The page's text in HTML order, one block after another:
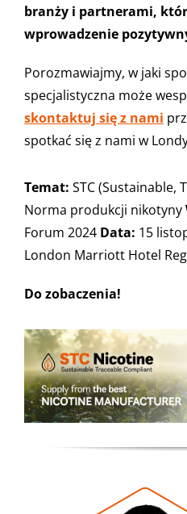
branży i partnerami,
wprowadzenie
Porozmawiajmy, w jaki
specjalistyczna może
skontaktuj się z nami
spotkać się z nami w
Temat: STC (Sustainable,
Norma produkcji nikotyny
Forum 2024 Data: 15
London Marriott Hotel
Do zobaczenia!